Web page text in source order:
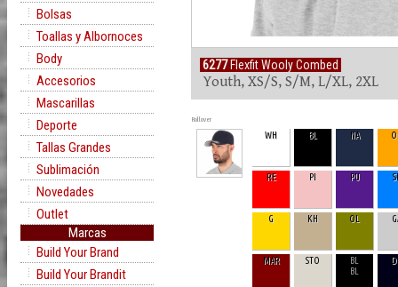
Bolsas
Toallas y Albornoces
Body
Accesorios
Mascarillas
Deporte
Tallas Grandes
Sublimación
Novedades
Outlet
Marcas
Build Your Brand
Build Your Brandit
6277Flexfit Wooly Combed
Youth, XS/S, S/M, L/XL, 2XL
Rollover
WH BL NA
RE PI PU
G KH OL
MAR STO
BL
BL